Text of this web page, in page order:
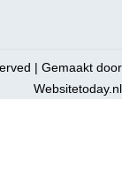
| Gemaakt door
Websitetoday.nl